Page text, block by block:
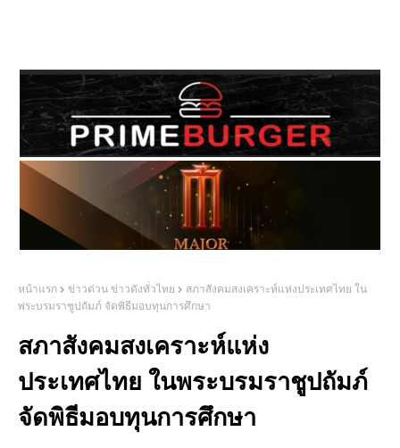
หน้าแรก ข่าวด่วน ข่าวดังทั่วไทย
สภาสังคมสงเคราะห์แห่งประเทศไทย ใน
พระบรมราชูปถัมภ์ จัดพิธีมอบทุนการศึกษา
สภาสังคมสงเคราะห์แห่ง
ประเทศไทย ในพระบรมราชูปถัมภ์
จัดพิธีมอบทุนการศึกษา